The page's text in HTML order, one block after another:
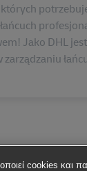
Jako DHL
cookies και